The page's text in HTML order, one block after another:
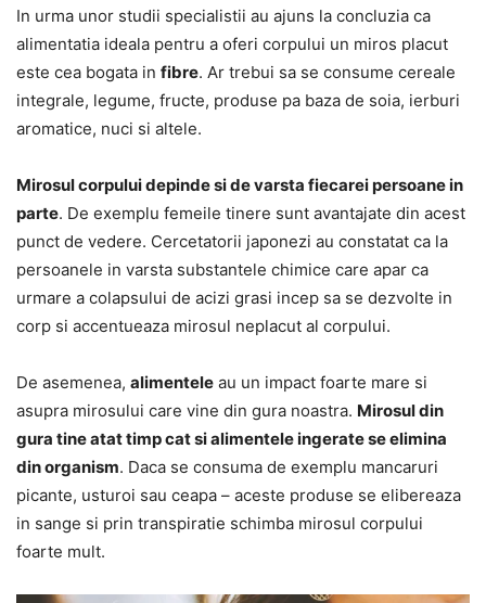
In urma unor studii specialistii au ajuns la concluzia ca
alimentatia ideala pentru a oferi corpului un miros placut
este cea bogata in fibre. Ar trebui sa se consume cereale
integrale, legume, fructe, produse pa baza de soia, ierburi
aromatice, nuci si altele.
Mirosul corpului depinde si de varsta fiecarei persoane in
parte. De exemplu femeile tinere sunt avantajate din acest
punct de vedere. Cercetatorii japonezi au constatat ca la
persoanele in varsta substantele chimice care apar ca
urmare a colapsului de acizi grasi incep sa se dezvolte in
corp si accentueaza mirosul neplacut al corpului.
De asemenea, alimentele au un impact foarte mare si
asupra mirosului care vine din gura noastra. Mirosul din
gura tine atat timp cat si alimentele ingerate se elimina
din organism. Daca se consuma de exemplu mancaruri
picante, usturoi sau ceapa – aceste produse se elibereaza
in sange si prin transpiratie schimba mirosul corpului
foarte mult.